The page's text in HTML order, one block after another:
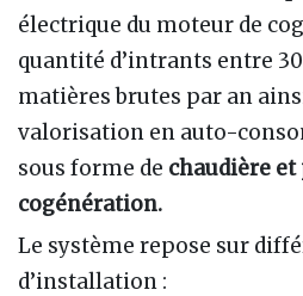
électrique du moteur de
quantité d’intrants entre
matières brutes par an
valorisation en auto-
sous forme de chaudière
cogénération.
Le système repose sur
d’installation :